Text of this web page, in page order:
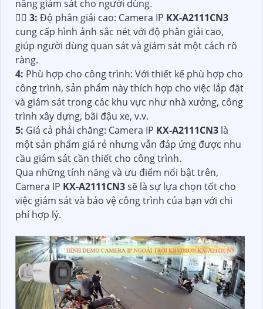
năng giám sát cho người dùng.
❤️‍💋‍ 3: Độ phân giải cao: Camera IP KX-A2111CN3
cung cấp hình ảnh sắc nét với độ phân giải cao,
giúp người dùng quan sát và giám sát một cách rõ
ràng.
4: Phù hợp cho công trình: Với thiết kế phù hợp cho
công trình, sản phẩm này thích hợp cho việc lắp đặt
và giám sát trong các khu vực như nhà xưởng, công
trình xây dựng, bãi đậu xe, v.v.
5: Giá cả phải chăng: Camera IP KX-A2111CN3 là
một sản phẩm giá rẻ nhưng vẫn đáp ứng được nhu
cầu giám sát cần thiết cho công trình.
Qua những tính năng và ưu điểm nổi bật trên,
Camera IP KX-A2111CN3sẽ là sự lựa chọn tốt cho
việc giám sát và bảo vệ công trình của bạn với chi
phí hợp lý.